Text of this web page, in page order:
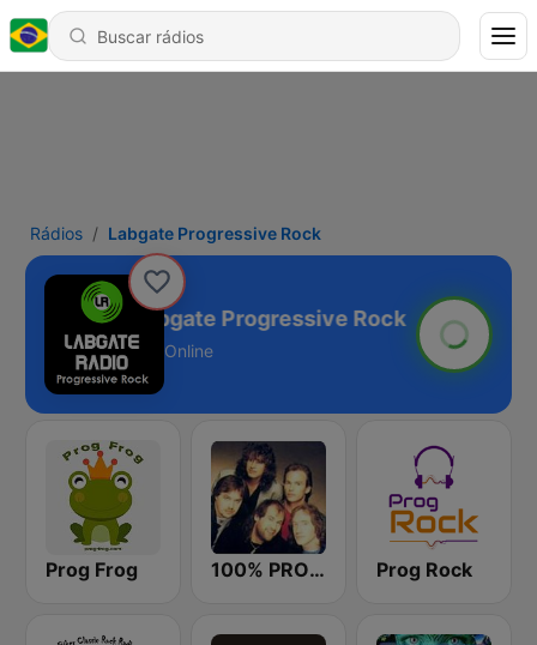
Rádios Labgate Progressive Rock
Labgate Progressive Rock
Online
Prog Frog 100% PROGRESSIVE ROCK Prog Rock